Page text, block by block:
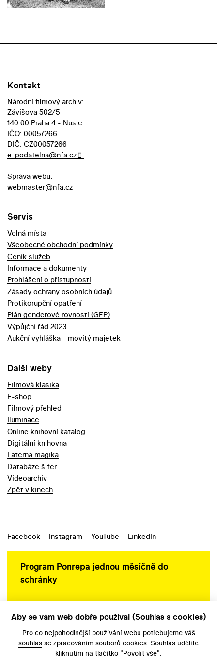
Kontakt
Národní filmový archiv:
Závišova 502/5
140 00 Praha 4 - Nusle
IČO: 00057266
DIČ: CZ00057266
e-podatelna@nfa.cz
Správa webu:
webmaster@nfa.cz
Servis
Volná místa
Všeobecné obchodní podmínky
Ceník služeb
Informace a dokumenty
Prohlášení o přístupnosti
Zásady ochrany osobních údajů
Protikorupční opatření
Plán genderové rovnosti (GEP)
Výpůjční řád 2023
Aukční vyhláška - movitý majetek
Další weby
Filmová klasika
E-shop
Filmový přehled
Iluminace
Online knihovní katalog
Digitální knihovna
Laterna magika
Databáze šifer
Videoarchiv
Zpět v kinech
Facebook Instagram YouTube LinkedIn
Program Ponrepa jednou měsíčně do
schránky
Aby se vám web dobře používal (Souhlas s cookies)
Pro co nejpohodlnější používání webu potřebujeme váš
souhlas se zpracováním souborů cookies. Souhlas udělíte
kliknutím na tlačítko "Povolit vše".